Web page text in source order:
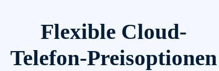
Flexible Cloud-
Telefon-Preisoptionen